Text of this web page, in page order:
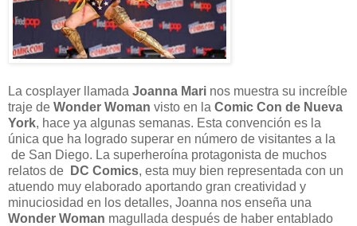
La cosplayer llamada Joanna Mari nos muestra su increíble
traje de Wonder Woman visto en la Comic Con de Nueva
York, hace ya algunas semanas. Esta convención es la
única que ha logrado superar en número de visitantes a la
de San Diego. La superheroína protagonista de muchos
relatos de
DC Comics, esta muy bien representada con un
atuendo muy elaborado aportando gran creatividad y
minuciosidad en los detalles, Joanna nos enseña una
Wonder Woman magullada después de haber entablado